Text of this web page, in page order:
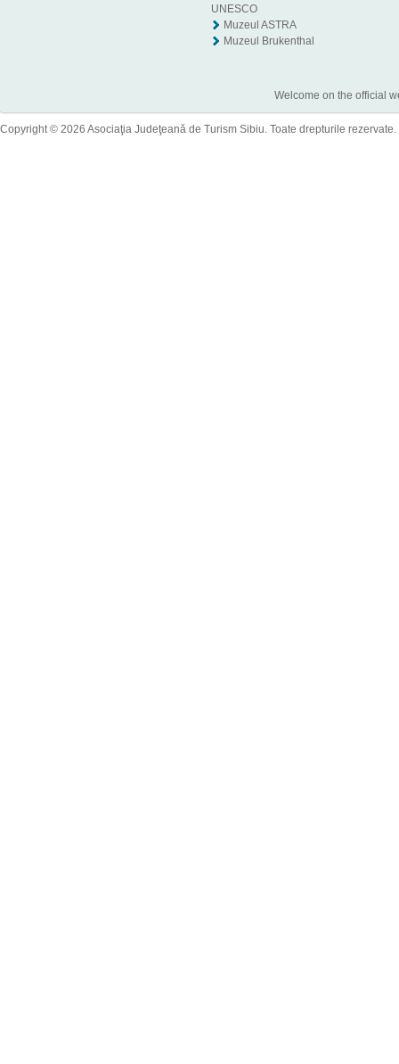
UNESCO
Muzeul ASTRA
Muzeul Brukenthal
Welcome on the official
Copyright © 2026 Asociaţia Judeţeană de Turism Sibiu. Toate drepturile rezervate.